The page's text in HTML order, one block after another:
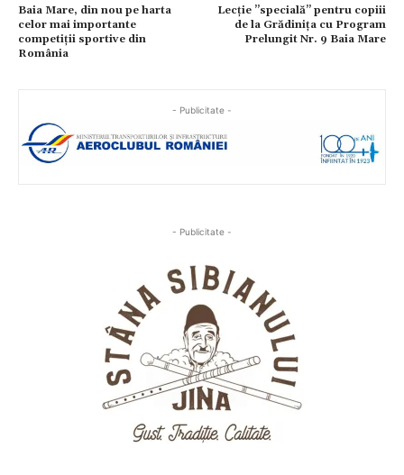
Baia Mare, din nou pe harta
celor mai importante
competiții sportive din
România
Lecție ”specială” pentru copiii
de la Grădinița cu Program
Prelungit Nr. 9 Baia Mare
- Publicitate -
- Publicitate -